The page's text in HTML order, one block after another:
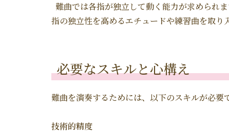
難曲では各指が独立して動く能力が求められま
指の独立性を高めるエチュードや練習曲を取り
必要なスキルと心構え
難曲を演奏するためには、以下のスキルが必要で
技術的精度